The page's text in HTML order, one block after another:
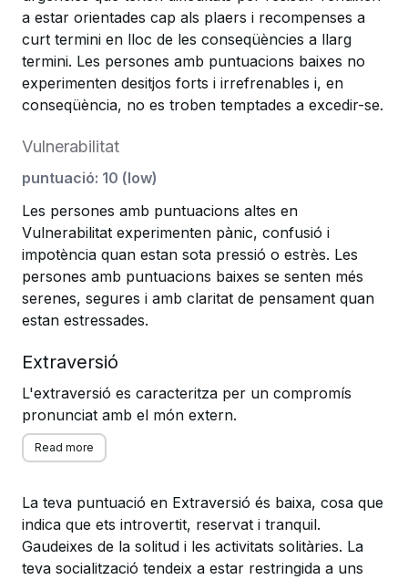
a estar orientades cap als plaers i recompenses a
curt termini en lloc de les conseqüències a llarg
termini. Les persones amb puntuacions baixes no
experimenten desitjos forts i irrefrenables i, en
conseqüència, no es troben temptades a excedir-se.
Vulnerabilitat
puntuació: 10 (low)
Les persones amb puntuacions altes en
Vulnerabilitat experimenten pànic, confusió i
impotència quan estan sota pressió o estrès. Les
persones amb puntuacions baixes se senten més
serenes, segures i amb claritat de pensament quan
estan estressades.
Extraversió
L'extraversió es caracteritza per un compromís
pronunciat amb el món extern.
Read more
La teva puntuació en Extraversió és baixa, cosa que
indica que ets introvertit, reservat i tranquil.
Gaudeixes de la solitud i les activitats solitàries. La
teva socialització tendeix a estar restringida a uns